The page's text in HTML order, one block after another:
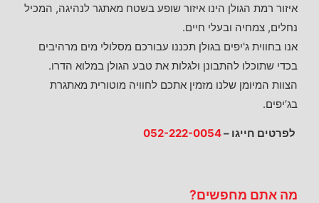
איזור רמת הגולן הינו איזור שופע בשטח מאתגר לנהיגה, המכיל
נחלים, צמחיה ובעלי חיים.
אנו בחווית ג'יפים בגולן תכננו עבורכם מסלולי מים מרהיבים
בכדי שתוכלו להתבונן ולגלות את טבע הגולן במלוא הדרו.
הצוות המיומן שלנו מזמין אתכם לחוויה מוטורית מאתגרת
בג’יפים.
לפרטים חייגו –052-222-0054
מה אתם מחפשים?